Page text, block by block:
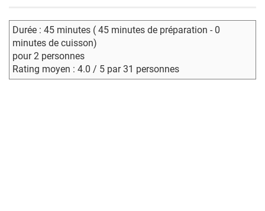
Durée : 45 minutes ( 45 minutes de préparation - 0
minutes de cuisson)
pour 2 personnes
Rating moyen : 4.0 / 5 par 31 personnes